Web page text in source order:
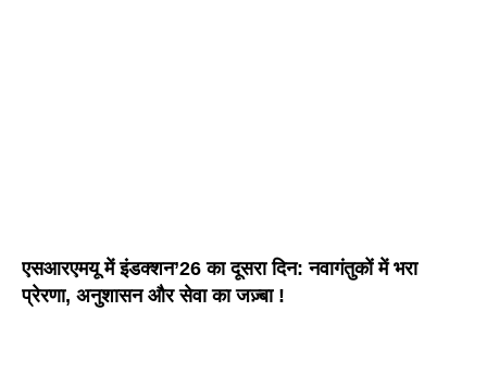
एसआरएमयू में इंडक्शन’26 का दूसरा दिन: नवागंतुकों में भरा
प्रेरणा, अनुशासन और सेवा का जज़्बा !